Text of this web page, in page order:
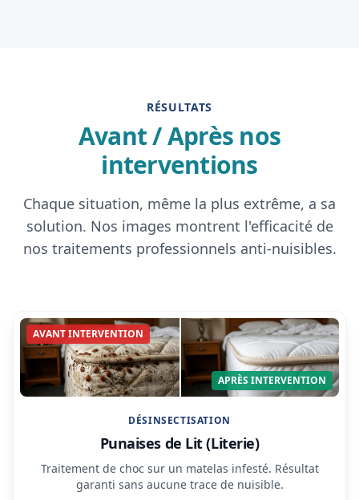
RÉSULTATS
Avant / Après nos
interventions
Chaque situation, même la plus extrême, a sa
solution. Nos images montrent l'efficacité de
nos traitements professionnels anti-nuisibles.
AVANT INTERVENTION
APRÈS INTERVENTION
DÉSINSECTISATION
Punaises de Lit (Literie)
Traitement de choc sur un matelas infesté. Résultat
garanti sans aucune trace de nuisible.